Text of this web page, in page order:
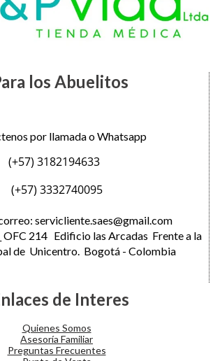
los Abuelitos
por llamada o Whatsapp
(+57) 3182194633
(+57) 3332740095
servicliente.saes@gmail.com
OFC 214 Edificio las Arcadas Frente a la
de Unicentro. Bogotá - Colombia
de Interes
Quienes Somos
Asesoría Familiar
Preguntas Frecuentes